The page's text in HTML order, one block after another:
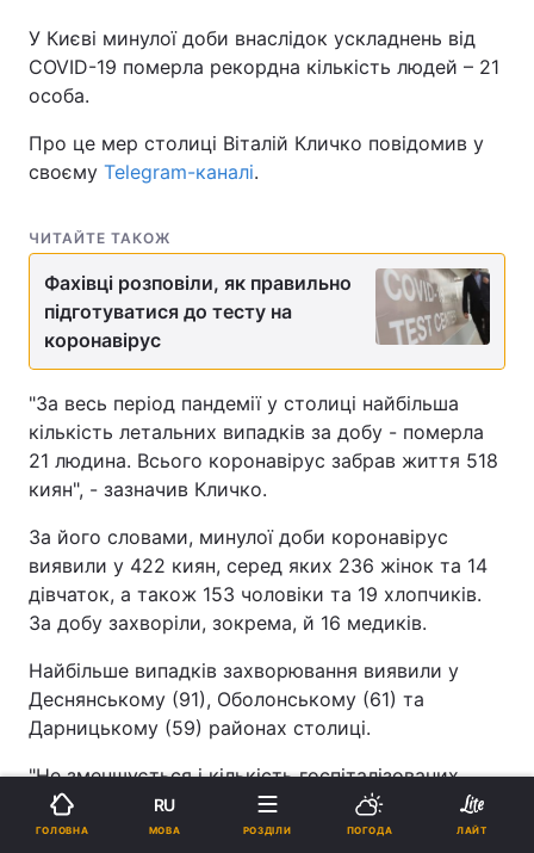
У Києві минулої доби внаслідок ускладнень від
COVID-19 померла рекордна кількість людей – 21
особа.
Про це мер столиці Віталій Кличко повідомив у
своєму Telegram-каналі.
ЧИТАЙТЕ ТАКОЖ
Фахівці розповіли, як правильно
підготуватися до тесту на
коронавірус
"За весь період пандемії у столиці найбільша
кількість летальних випадків за добу - померла
21 людина. Всього коронавірус забрав життя 518
киян", - зазначив Кличко.
За його словами, минулої доби коронавірус
виявили у 422 киян, серед яких 236 жінок та 14
дівчаток, а також 153 чоловіки та 19 хлопчиків.
За добу захворіли, зокрема, й 16 медиків.
Найбільше випадків захворювання виявили у
Деснянському (91), Оболонському (61) та
Дарницькому (59) районах столиці.
"Не зменшується і кількість госпіталізованих
хворих. До лікарень потрапили 78 пацієнтів. Інші
– на самоізоляції, під контролем лікарів", -
ГОЛОВНА
RU
МОВА РОЗДІЛИ ПОГОДА ЛАЙТ